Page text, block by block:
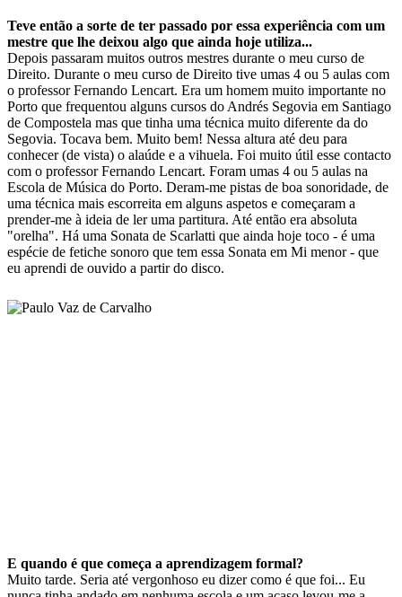
Teve então a sorte de ter passado por essa experiência com um
mestre que lhe deixou algo que ainda hoje utiliza...
Depois passaram muitos outros mestres durante o meu curso de
Direito. Durante o meu curso de Direito tive umas 4 ou 5 aulas com
o professor Fernando Lencart. Era um homem muito importante no
Porto que frequentou alguns cursos do Andrés Segovia em Santiago
de Compostela mas que tinha uma técnica muito diferente da do
Segovia. Tocava bem. Muito bem! Nessa altura até deu para
conhecer (de vista) o alaúde e a vihuela. Foi muito útil esse contacto
com o professor Fernando Lencart. Foram umas 4 ou 5 aulas na
Escola de Música do Porto. Deram-me pistas de boa sonoridade, de
uma técnica mais escorreita em alguns aspetos e começaram a
prender-me à ideia de ler uma partitura. Até então era absoluta
"orelha". Há uma Sonata de Scarlatti que ainda hoje toco - é uma
espécie de fetiche sonoro que tem essa Sonata em Mi menor - que
eu aprendi de ouvido a partir do disco.
E quando é que começa a aprendizagem formal?
Muito tarde. Seria até vergonhoso eu dizer como é que foi... Eu